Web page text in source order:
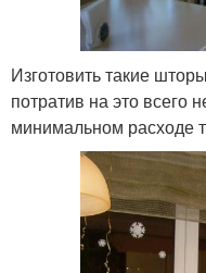
Изготовить такие
потратив на это всего
минимальном расходе